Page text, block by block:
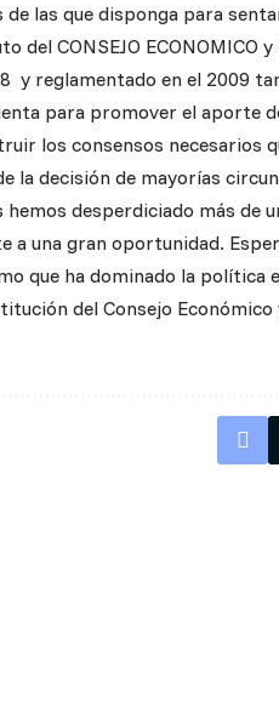
las que disponga para
CONSEJO ECONOMICO
y reglamentado en el 2009
para promover el aporte
los consensos necesarios
la decisión de mayorías
desperdiciado más de
una gran oportunidad.
que ha dominado la política
del Consejo Económico